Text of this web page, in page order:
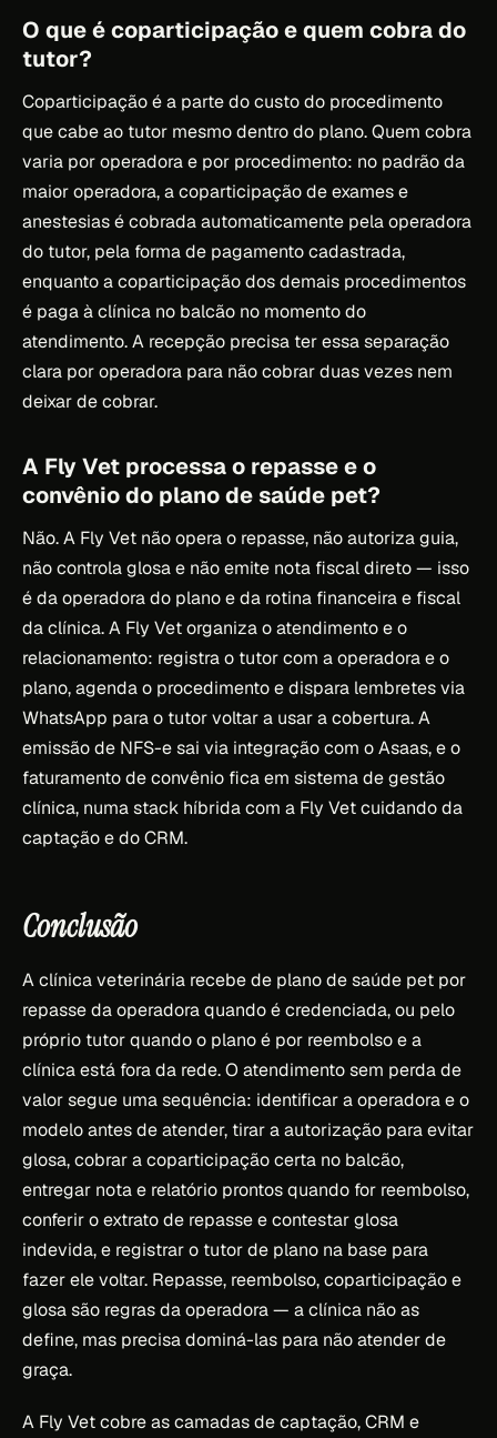
O que é coparticipação e quem cobra do
tutor?
Coparticipação é a parte do custo do procedimento
que cabe ao tutor mesmo dentro do plano. Quem cobra
varia por operadora e por procedimento: no padrão da
maior operadora, a coparticipação de exames e
anestesias é cobrada automaticamente pela operadora
do tutor, pela forma de pagamento cadastrada,
enquanto a coparticipação dos demais procedimentos
é paga à clínica no balcão no momento do
atendimento. A recepção precisa ter essa separação
clara por operadora para não cobrar duas vezes nem
deixar de cobrar.
A Fly Vet processa o repasse e o
convênio do plano de saúde pet?
Não. A Fly Vet não opera o repasse, não autoriza guia,
não controla glosa e não emite nota fiscal direto — isso
é da operadora do plano e da rotina financeira e fiscal
da clínica. A Fly Vet organiza o atendimento e o
relacionamento: registra o tutor com a operadora e o
plano, agenda o procedimento e dispara lembretes via
WhatsApp para o tutor voltar a usar a cobertura. A
emissão de NFS-e sai via integração com o Asaas, e o
faturamento de convênio fica em sistema de gestão
clínica, numa stack híbrida com a Fly Vet cuidando da
captação e do CRM.
Conclusão
A clínica veterinária recebe de plano de saúde pet por
repasse da operadora quando é credenciada, ou pelo
próprio tutor quando o plano é por reembolso e a
clínica está fora da rede. O atendimento sem perda de
valor segue uma sequência: identificar a operadora e o
modelo antes de atender, tirar a autorização para evitar
glosa, cobrar a coparticipação certa no balcão,
entregar nota e relatório prontos quando for reembolso,
conferir o extrato de repasse e contestar glosa
indevida, e registrar o tutor de plano na base para
fazer ele voltar. Repasse, reembolso, coparticipação e
glosa são regras da operadora — a clínica não as
define, mas precisa dominá-las para não atender de
graça.
A Fly Vet cobre as camadas de captação, CRM e